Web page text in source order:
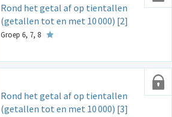
Rond het getal af op tientallen
(getallen tot en met 10000) [2]
Groep 6, 7, 8
Rond het getal af op tientallen
(getallen tot en met 10000) [3]